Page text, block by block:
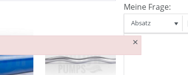
Meine Frage:
Absatz
×